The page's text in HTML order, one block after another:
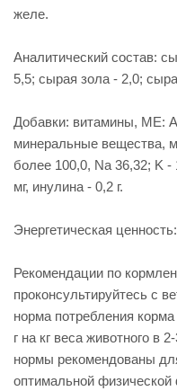
желе.
Аналитический состав:
5,5; сырая зола - 2,0;
Добавки: витамины, МЕ:
минеральные вещества,
более 100,0, Na 36,32; K
мг, инулина - 0,2 г.
Энергетическая
Рекомендации по
проконсультируйтесь с
норма потребления
г на кг веса животного в
нормы рекомендованы
оптимальной